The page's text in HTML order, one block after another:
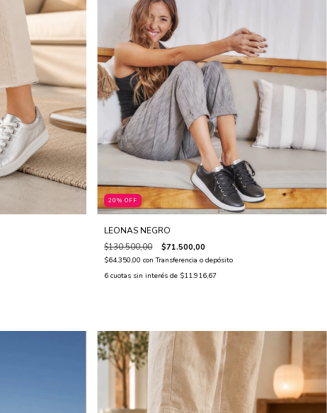
20% OFF
LEONAS NEGRO
$130.500,00 $71.500,00
$64.350,00con Transferencia o depósito
6 cuotas sin interés de $11.916,67